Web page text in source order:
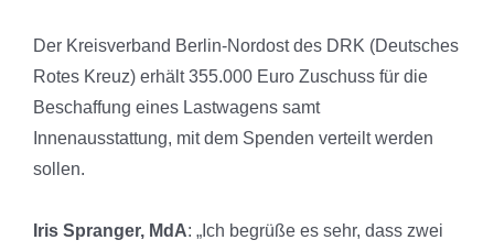
Der Kreisverband Berlin-Nordost des DRK (Deutsches
Rotes Kreuz) erhält 355.000 Euro Zuschuss für die
Beschaffung eines Lastwagens samt
Innenausstattung, mit dem Spenden verteilt werden
sollen.
Iris Spranger, MdA: „Ich begrüße es sehr, dass zwei